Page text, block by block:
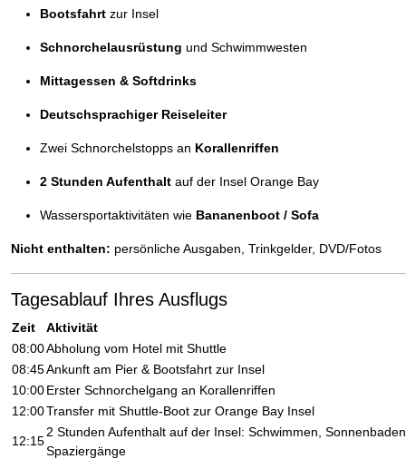
Bootsfahrt zur Insel
Schnorchelausrüstung und Schwimmwesten
Mittagessen & Softdrinks
Deutschsprachiger Reiseleiter
Zwei Schnorchelstopps an Korallenriffen
2 Stunden Aufenthalt auf der Insel Orange Bay
Wassersportaktivitäten wie Bananenboot / Sofa
Nicht enthalten: persönliche Ausgaben, Trinkgelder, DVD/Fotos
Tagesablauf Ihres Ausflugs
Zeit
Aktivität
08:00Abholung vom Hotel mit Shuttle
08:45Ankunft am Pier & Bootsfahrt zur Insel
10:00Erster Schnorchelgang an Korallenriffen
12:00Transfer mit Shuttle-Boot zur Orange Bay Insel
12:15
2 Stunden Aufenthalt auf der Insel: Schwimmen,
Spaziergänge